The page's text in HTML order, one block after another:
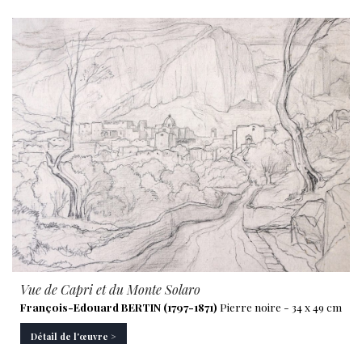
Vue de Capri et du Monte Solaro
François-Edouard BERTIN (1797-1871) Pierre noire - 34 x 49 cm
Détail de l'œuvre >